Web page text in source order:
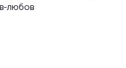
любов